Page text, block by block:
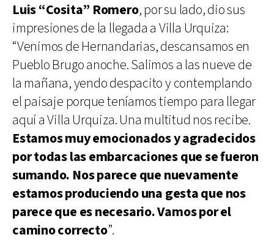
Luis “Cosita” Romero, por su lado, dio sus
impresiones de la llegada a Villa Urquiza:
“Venimos de Hernandarias, descansamos en
Pueblo Brugo anoche. Salimos a las nueve de
la mañana, yendo despacito y contemplando
el paisaje porque teníamos tiempo para llegar
aquí a Villa Urquiza. Una multitud nos recibe.
Estamos muy emocionados y agradecidos
por todas las embarcaciones que se fueron
sumando. Nos parece que nuevamente
estamos produciendo una gesta que nos
parece que es necesario. Vamos por el
camino correcto”.